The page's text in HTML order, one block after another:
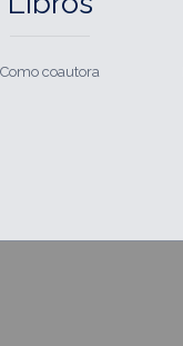
Como coautora